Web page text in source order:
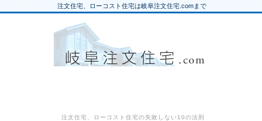
注文住宅、ローコスト住宅は岐阜注文住宅.comまで
注文住宅、ローコスト住宅の失敗しない10の法則